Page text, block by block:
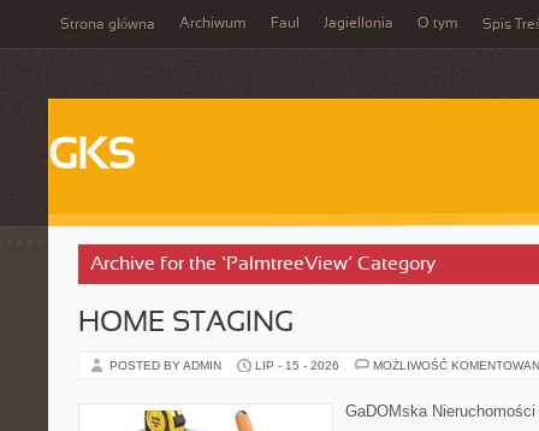
Strona główna Archiwum Faul Jagiellonia O tym Spis
GKS
Archive for the ‘PalmtreeView’ Category
HOME STAGING
POSTED BY ADMIN LIP - 15 - 2026 MOŻLIWOŚĆ
GaDOMska